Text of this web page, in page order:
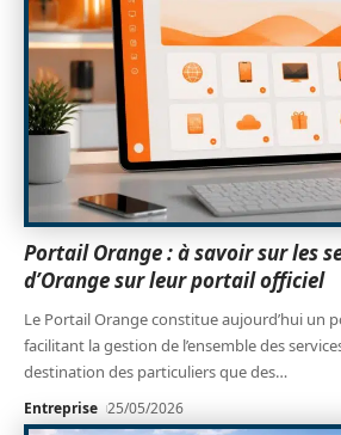
Portail Orange : à savoir sur les
d’Orange sur leur portail officiel
Le Portail Orange constitue aujourd’hui un
facilitant la gestion de l’ensemble des
destination des particuliers que des…
Entreprise 25/05/2026